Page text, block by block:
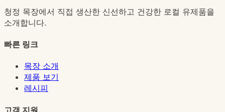
청정 목장에서 직접 생산한 신선하고 건강한 로컬 유제품을
소개합니다.
빠른 링크
목장 소개
제품 보기
레시피
고객 지원